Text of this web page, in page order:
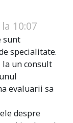
10:07
sunt
specialitate.
un consult
evaluarii sa
despre